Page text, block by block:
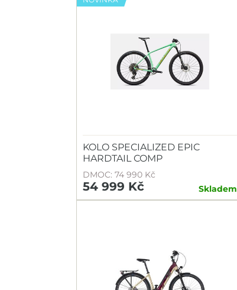
KOLO SPECIALIZED EPIC
HARDTAIL COMP
DMOC: 74 990 Kč
54 999 Kč Skladem